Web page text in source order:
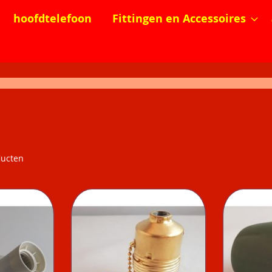
hoofdtelefoon Fittingen en Accessoires